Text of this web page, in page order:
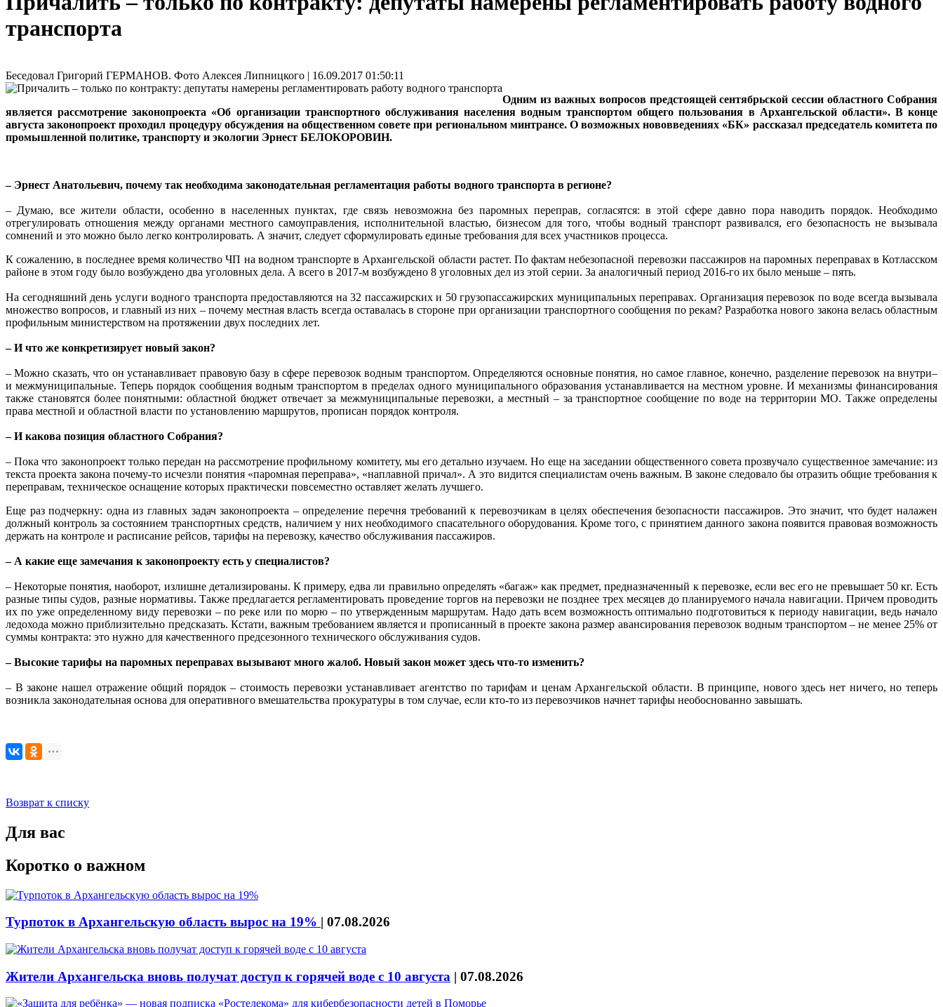
транспорта
Беседовал Григорий ГЕРМАНОВ. Фото Алексея Липницкого | 16.09.2017 01:50:11
Одним из важных вопросов предстоящей сентябрьской сессии областного Собрания
является рассмотрение законопроекта «Об организации транспортного обслуживания населения водным транспортом общего пользования в Архангельской области». В конце
августа законопроект проходил процедуру обсуждения на общественном совете при региональном минтрансе. О возможных нововведениях «БК» рассказал председатель комитета по
промышленной политике, транспорту и экологии Эрнест БЕЛОКОРОВИН.
– Эрнест Анатольевич, почему так необходима законодательная регламентация работы водного транспорта в регионе?
– Думаю, все жители области, особенно в населенных пунктах, где связь невозможна без паромных переправ, согласятся: в этой сфере давно пора наводить порядок. Необходимо
отрегулировать отношения между органами местного самоуправления, исполнительной властью, бизнесом для того, чтобы водный транспорт развивался, его безопасность не вызывала
сомнений и это можно было легко контролировать. А значит, следует сформулировать единые требования для всех участников процесса.
К сожалению, в последнее время количество ЧП на водном транспорте в Архангельской области растет. По фактам небезопасной перевозки пассажиров на паромных переправах в Котласском
районе в этом году было возбуждено два уголовных дела. А всего в 2017-м возбуждено 8 уголовных дел из этой серии. За аналогичный период 2016-го их было меньше – пять.
На сегодняшний день услуги водного транспорта предоставляются на 32 пассажирских и 50 грузопассажирских муниципальных переправах. Организация перевозок по воде всегда вызывала
множество вопросов, и главный из них – почему местная власть всегда оставалась в стороне при организации транспортного сообщения по рекам? Разработка нового закона велась областным
профильным министерством на протяжении двух последних лет.
– И что же конкретизирует новый закон?
– Можно сказать, что он устанавливает правовую базу в сфере перевозок водным транспортом. Определяются основные понятия, но самое главное, конечно, разделение перевозок на внутри–
и межмуниципальные. Теперь порядок сообщения водным транспортом в пределах одного муниципального образования устанавливается на местном уровне. И механизмы финансирования
также становятся более понятными: областной бюджет отвечает за межмуниципальные перевозки, а местный – за транспортное сообщение по воде на территории МО. Также определены
права местной и областной власти по установлению маршрутов, прописан порядок контроля.
– И какова позиция областного Собрания?
– Пока что законопроект только передан на рассмотрение профильному комитету, мы его детально изучаем. Но еще на заседании общественного совета прозвучало существенное замечание: из
текста проекта закона почему-то исчезли понятия «паромная переправа», «наплавной причал». А это видится специалистам очень важным. В законе следовало бы отра­зить общие требования к
переправам, техническое оснащение которых практически повсеместно оставляет желать лучшего.
Еще раз подчеркну: одна из главных задач законопроекта – определение перечня требований к перевозчикам в целях обеспечения безопасности пассажиров. Это значит, что будет налажен
должный контроль за состоянием транспортных средств, наличием у них необходимого спасательного оборудования. Кроме того, с принятием данного закона появится правовая возможность
держать на контроле и расписание рейсов, тарифы на перевозку, качество обслуживания пассажиров.
– А какие еще замечания к законопроекту есть у специалистов?
– Некоторые понятия, наоборот, излишне детализированы. К примеру, едва ли правильно определять «багаж» как предмет, предназначенный к перевозке, если вес его не превышает 50 кг. Есть
разные типы судов, разные нормативы. Также предлагается регламентировать проведение торгов на перевозки не позднее трех месяцев до планируемого начала навигации. Причем проводить
их по уже определенному виду перевозки – по реке или по морю – по утвержденным маршрутам. Надо дать всем возможность оптимально подготовиться к периоду навигации, ведь начало
ледохода можно приблизительно предсказать. Кстати, важным требованием является и прописанный в проекте закона размер авансирования перевозок водным транспортом – не менее 25% от
суммы контракта: это нужно для качественного предсезонного технического обслуживания судов.
– Высокие тарифы на паромных переправах вызывают много жалоб. Новый закон может здесь что-то изменить?
– В законе нашел отражение общий порядок – стоимость перевозки устанавливает агентство по тарифам и ценам Архангельской области. В принципе, нового здесь нет ничего, но теперь
возникла законодательная основа для оперативного вмешательства прокуратуры в том случае, если кто-то из перевозчиков начнет тарифы необоснованно завышать.
Возврат к списку
Для вас
Коротко о важном
Турпоток в Архангельскую область вырос на 19% | 07.08.2026
Жители Архангельска вновь получат доступ к горячей воде с 10 августа | 07.08.2026